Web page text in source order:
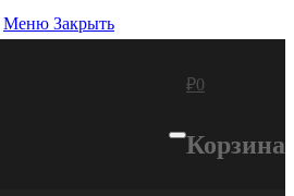
Меню Закрыть
₽0
Корзина